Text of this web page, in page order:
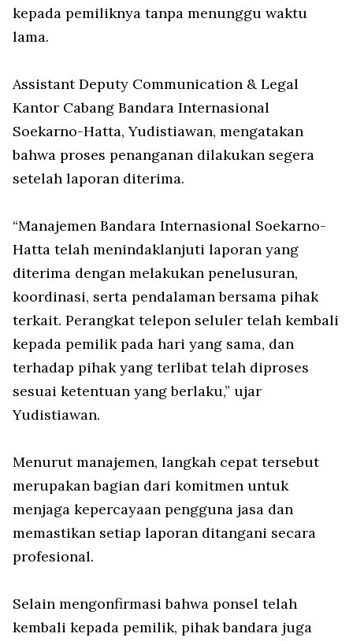
kepada pemiliknya tanpa menunggu waktu
lama.
Assistant Deputy Communication & Legal
Kantor Cabang Bandara Internasional
Soekarno-Hatta, Yudistiawan, mengatakan
bahwa proses penanganan dilakukan segera
setelah laporan diterima.
“Manajemen Bandara Internasional Soekarno-
Hatta telah menindaklanjuti laporan yang
diterima dengan melakukan penelusuran,
koordinasi, serta pendalaman bersama pihak
terkait. Perangkat telepon seluler telah kembali
kepada pemilik pada hari yang sama, dan
terhadap pihak yang terlibat telah diproses
sesuai ketentuan yang berlaku,” ujar
Yudistiawan.
Menurut manajemen, langkah cepat tersebut
merupakan bagian dari komitmen untuk
menjaga kepercayaan pengguna jasa dan
memastikan setiap laporan ditangani secara
profesional.
Selain mengonfirmasi bahwa ponsel telah
kembali kepada pemilik, pihak bandara juga